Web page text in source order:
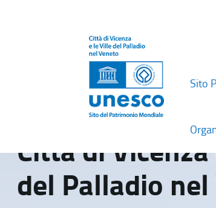
Sito
Città di
del Palladio nel